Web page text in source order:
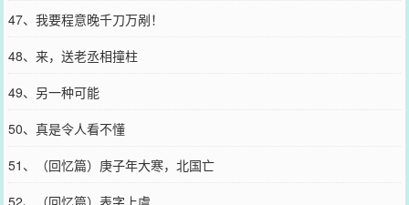
47、我要程意晚千刀万剐！
48、来，送老丞相撞柱
49、另一种可能
50、真是令人看不懂
51、（回忆篇）庚子年大寒，北国亡
52、（回忆篇）表字上虞